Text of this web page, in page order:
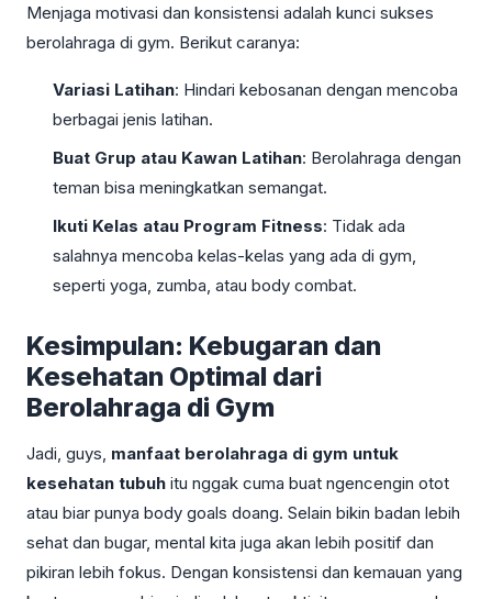
Menjaga motivasi dan konsistensi adalah kunci sukses
berolahraga di gym. Berikut caranya:
Variasi Latihan: Hindari kebosanan dengan mencoba
berbagai jenis latihan.
Buat Grup atau Kawan Latihan: Berolahraga dengan
teman bisa meningkatkan semangat.
Ikuti Kelas atau Program Fitness: Tidak ada
salahnya mencoba kelas-kelas yang ada di gym,
seperti yoga, zumba, atau body combat.
Kesimpulan: Kebugaran dan
Kesehatan Optimal dari
Berolahraga di Gym
Jadi, guys, manfaat berolahraga di gym untuk
kesehatan tubuh itu nggak cuma buat ngencengin otot
atau biar punya body goals doang. Selain bikin badan lebih
sehat dan bugar, mental kita juga akan lebih positif dan
pikiran lebih fokus. Dengan konsistensi dan kemauan yang